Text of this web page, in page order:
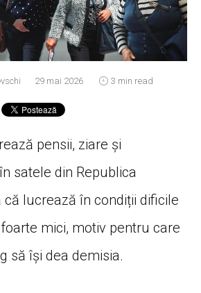
29 mai 2026 3 min read
pensii, ziare și
satele din Republica
lucrează în condiții dificile
mici, motiv pentru care
să își dea demisia.